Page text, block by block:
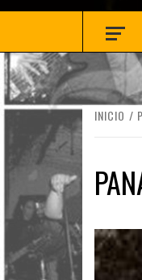
INICIO